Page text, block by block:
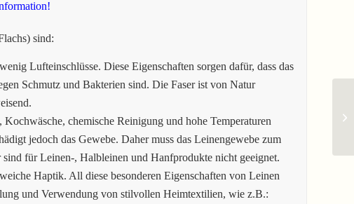
sind:
Lufteinschlüsse. Diese Eigenschaften sorgen dafür, dass das
Schmutz und Bakterien sind. Die Faser ist von Natur
chemische Reinigung und hohe Temperaturen
jedoch das Gewebe. Daher muss das Leinengewebe zum
für Leinen-, Halbleinen und Hanfprodukte nicht geeignet.
Haptik. All diese besonderen Eigenschaften von Leinen
und Verwendung von stilvollen Heimtextilien, wie z.B.: